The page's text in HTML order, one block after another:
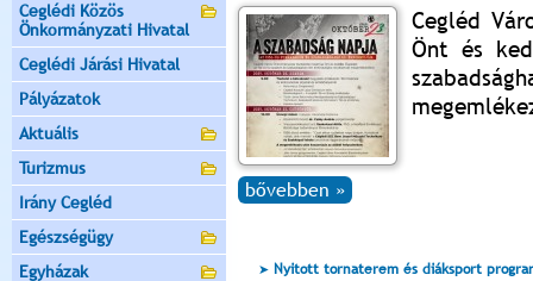
Ceglédi Közös
Önkormányzati Hivatal
Ceglédi Járási Hivatal
Pályázatok
Aktuális
Turizmus
Irány Cegléd
Egészségügy
Egyházak
Cegléd
Önt és
bővebben »
Nyitott tornaterem és diáksport